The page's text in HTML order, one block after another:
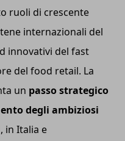
ruoli di crescente
internazionali del
innovativi del fast
del food retail. La
un passo strategico
degli ambiziosi
, in Italia e